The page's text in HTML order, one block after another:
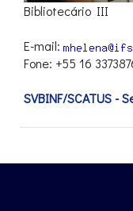
Bibliotecário III
E-mail:
Fone: +55 16
SVBINF/SCATUS -